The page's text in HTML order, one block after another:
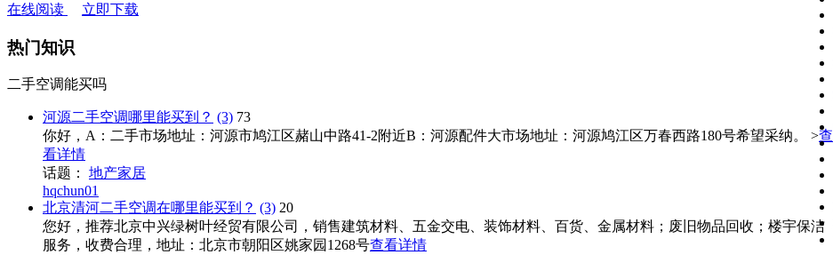
在线阅读
立即下载
热门知识
二手空调能买吗
河源二手空调哪里能买到？ (3) 73
你好，A：二手市场地址：河源市鸠江区赭山中路41-2附近B：河源配件大市场地址：河源鸠江区万春西路180号希望采纳。 >查
看详情
话题：
地产家居
hqchun01
北京清河二手空调在哪里能买到？ (3) 20
您好，推荐北京中兴绿树叶经贸有限公司，销售建筑材料、五金交电、装饰材料、百货、金属材料；废旧物品回收；楼宇保洁
服务，收费合理，地址：北京市朝阳区姚家园1268号查看详情